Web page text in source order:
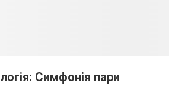
Симфонія пари